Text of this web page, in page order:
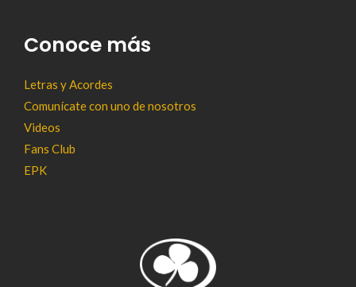
Conoce más
Letras y Acordes
Comunícate con uno de nosotros
Videos
Fans Club
EPK